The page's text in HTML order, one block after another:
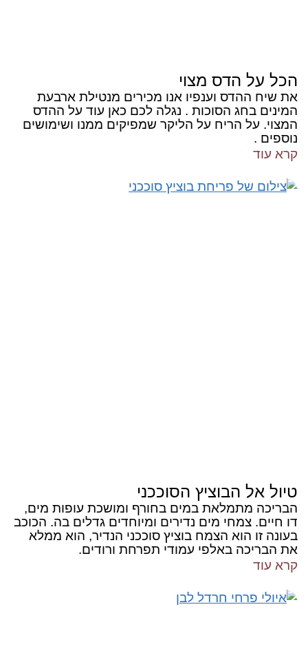
הכל על הדס מצוי
את שיח ההדס וענפיו אנו מכירים מנטילת ארבעת
המינים בחג הסוכות . נגלה לכם כאן עוד על ההדס
המצוי. על הריח על הליקר שמפיקים ממנו ושימושים
נוספים .
קרא עוד
טיול אל הבוציץ הסוככני
הבריכה מתמלאת במים בחורף ומושכת עופות מים,
דו חיים. צמחי מים נדירים ומיוחדים גדלים בה. הכוכב
בעונה זו הוא הצמח בוציץ סוככני הנדיר, הוא ממלא
את הבריכה באלפי עמודי תפרחת ורודים.
קרא עוד